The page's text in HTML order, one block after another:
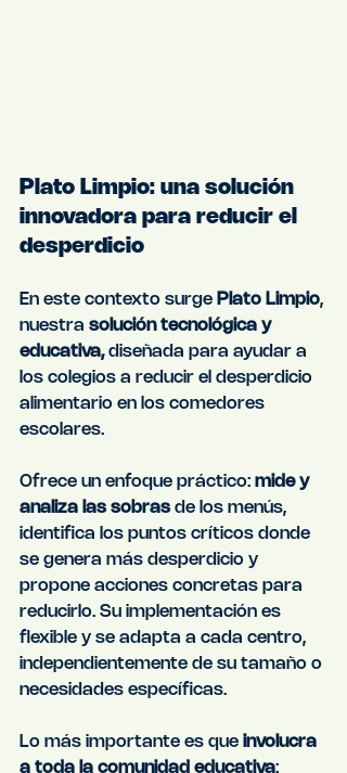
Plato Limpio: una solución
innovadora para reducir el
desperdicio
En este contexto surge Plato Limpio,
nuestra solución tecnológica y
educativa, diseñada para ayudar a
los colegios a reducir el desperdicio
alimentario en los comedores
escolares.
Ofrece un enfoque práctico: mide y
analiza las sobras de los menús,
identifica los puntos críticos donde
se genera más desperdicio y
propone acciones concretas para
reducirlo. Su implementación es
flexible y se adapta a cada centro,
independientemente de su tamaño o
necesidades específicas.
Lo más importante es que involucra
a toda la comunidad educativa: